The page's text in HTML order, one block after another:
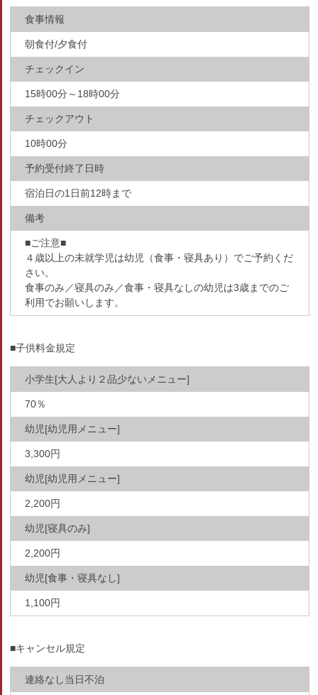
食事情報
朝食付/夕食付
チェックイン
15時00分～18時00分
チェックアウト
10時00分
予約受付終了日時
宿泊日の1日前12時まで
備考
■ご注意■
４歳以上の未就学児は幼児（食事・寝具あり）でご予約くだ
さい。
食事のみ／寝具のみ／食事・寝具なしの幼児は3歳までのご
利用でお願いします。
■子供料金規定
小学生[大人より２品少ないメニュー]
70％
幼児[幼児用メニュー]
3,300円
幼児[幼児用メニュー]
2,200円
幼児[寝具のみ]
2,200円
幼児[食事・寝具なし]
1,100円
■キャンセル規定
連絡なし当日不泊